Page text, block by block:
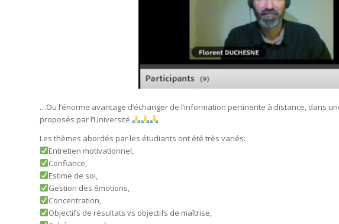
…Ou l’énorme avantage d’échanger de l’information pertinente à distance, dans
proposés par l’Université.
Les thèmes abordés par les étudiants ont été très variés:
Entretien motivationnel,
Confiance,
Estime de soi,
Gestion des émotions,
Concentration,
Objectifs de résultats vs objectifs de maîtrise,